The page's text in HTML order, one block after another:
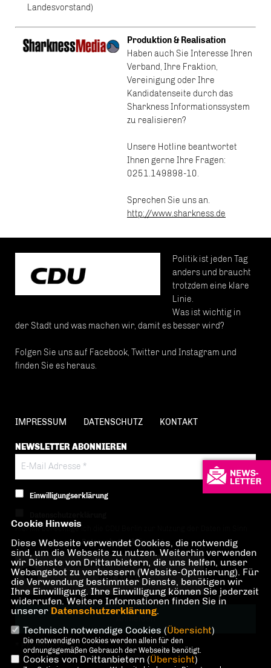
Landesvorstand)
Produktion & Realisation
Haben auch Sie Interesse Ihren
Verband, Ihre Fraktion,
Vereinigung oder Ihre
Kandidatenseite durch das
Sharkness Informationssystem
zu realisieren?
Unsere Hotline beantwortet
Ihnen gerne Ihre Fragen:
0251.149898-10.
Sprechen Sie uns an.
http://www.sharkness.de
Politik ist jeden Tag
anders und braucht
trotzdem eine klare
Linie.
Was ist wichtig in
der Stadt und was machen wir, damit es besser wird?
Folgen Sie uns auf Facebook, Twitter und Instagram und
finden Sie es heraus.
IMPRESSUM DATENSCHUTZ KONTAKT
NEWSLETTER ABONNIEREN
Einwilligungserklärung
Hiermit berechtige ich die CDU Berlin zur Nutzung der Daten im Sinn
der nachfolgenden Datenschutzerklärung.*
Anti-Roboter-Verifizierung
Hier klicken
Friendly Captcha ⇗
* Pflichtfeld!
Cookie Hinweis
Diese Webseite verwendet Cookies, die notwendig
sind, um die Webseite zu nutzen. Weiterhin verwenden
wir Dienste von Drittanbietern, die uns helfen, unser
Webangebot zu verbessern (Website-Optmierung). Für
die Verwendung bestimmter Dienste, benötigen wir
Ihre Einwilligung. Ihre Einwilligung können Sie jederzeit
widerrufen. Weitere Informationen finden Sie in
unserer Datenschutzerklärung.
Technisch notwendige Cookies (Übersicht)
Die notwendigen Cookies werden allein für den
ordnungsgemäßen Gebrauch der Webseite benötigt.
Cookies von Drittanbietern (Übersicht)